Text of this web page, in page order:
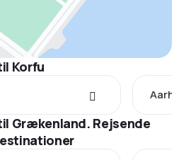
Korfu
Grækenland. Rejsende